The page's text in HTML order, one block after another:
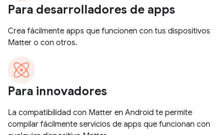
Para desarrolladores de apps
Crea fácilmente apps que funcionen con tus dispositivos
Matter o con otros.
Para innovadores
La compatibilidad con Matter en Android te permite
compilar fácilmente servicios de apps que funcionan con